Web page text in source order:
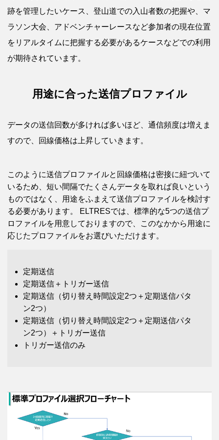
跡を管理したいケース、登山道での入山者数の把握や、マ
ラソン大会、アドベンチャーレースなど参加者の現在位置
をリアルタイムに把握する必要があるケースなどでの利用
が期待されています。
用途に合った送信プロファイル
データの送信回数が多ければ多いほど、通信頻度は増えま
すので、回線価格は上昇していきます。
このように送信プロファイルと回線価格は密接に紐づいて
いるため、短い間隔でたくさんデータを取れば良いという
ものではなく、用途をふまえて送信プロファイルを検討す
る必要があります。 ELTRESでは、標準的な5つの送信プ
ロファイルを用意しておりますので、このなかから用途に
応じたプロファイルをお選びいただけます。
定期送信
定期送信＋トリガー送信
定期送信（切り替え時間設定2つ＋定期送信パタ
ン2つ）
定期送信（切り替え時間設定2つ＋定期送信パタ
ン2つ）＋トリガー送信
トリガー送信のみ